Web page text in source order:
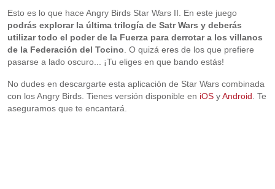
Esto es lo que hace Angry Birds Star Wars II. En este juego
podrás explorar la última trilogía de Satr Wars y deberás
utilizar todo el poder de la Fuerza para derrotar a los villanos
de la Federación del Tocino. O quizá eres de los que prefiere
pasarse a lado oscuro... ¡Tu eliges en que bando estás!
No dudes en descargarte esta aplicación de Star Wars combinada
con los Angry Birds. Tienes versión disponible en iOSyAndroid. Te
aseguramos que te encantará.